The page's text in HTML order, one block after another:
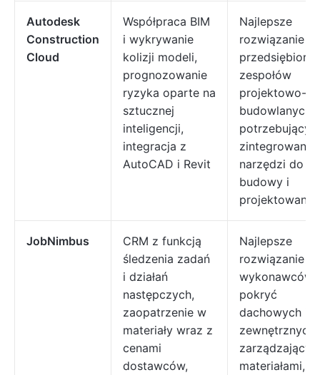
Autodesk
Construction
Cloud
Współpraca BIM
i wykrywanie
kolizji modeli,
prognozowanie
ryzyka oparte na
sztucznej
inteligencji,
integracja z
AutoCAD i Revit
Najlepsze
rozwiązanie
zespołów
projektowo-
budowlanych
narzędzi do
budowy i
projektowania
JobNimbus
CRM z funkcją
śledzenia zadań
i działań
następczych,
zaopatrzenie w
materiały wraz z
cenami
dostawców,
Najlepsze
rozwiązanie
wykonawców
pokryć
dachowych i
zewnętrznych
materiałami,